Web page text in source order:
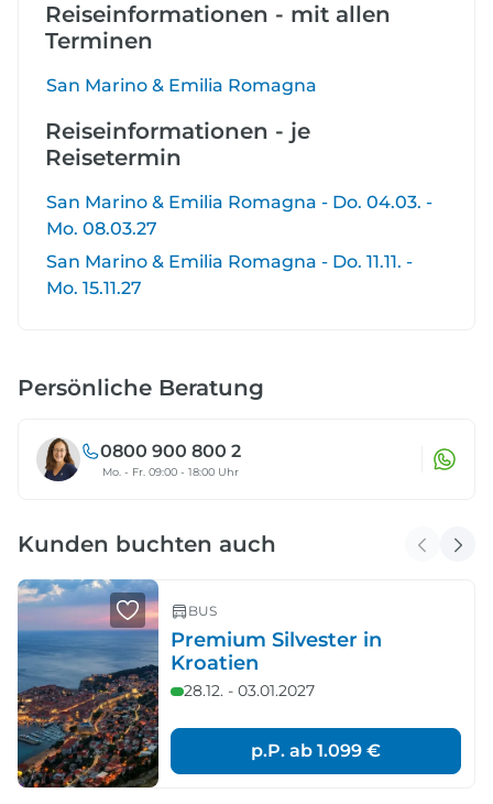
Reiseinformationen - mit allen
Terminen
San Marino & Emilia Romagna
Reiseinformationen - je
Reisetermin
San Marino & Emilia Romagna - Do. 04.03. -
Mo. 08.03.27
San Marino & Emilia Romagna - Do. 11.11. -
Mo. 15.11.27
Persönliche Beratung
0800 900 800 2
Mo. - Fr. 09:00 - 18:00 Uhr
Kunden buchten auch
BUS
Premium Silvester in
Kroatien
28.12. - 03.01.2027
p.P. ab 1.099 €